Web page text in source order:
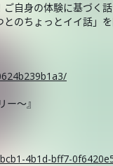
自身の体験に基づく
のちょっとイイ話」
～』
4b1d-bff7-